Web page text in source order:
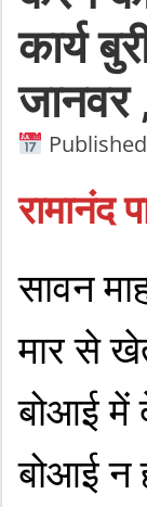
कार्य
जानवर
रामानंद
सावन
मार से
बोआई में
बोआई न